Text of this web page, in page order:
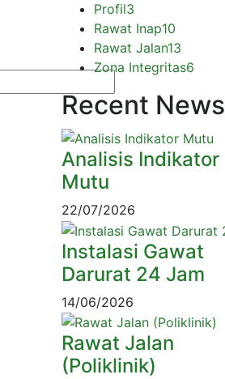
Profil3
Rawat Inap10
Rawat Jalan13
Zona Integritas6
Recent News
Analisis Indikator
Mutu
22/07/2026
Instalasi Gawat
Darurat 24 Jam
14/06/2026
Rawat Jalan
(Poliklinik)